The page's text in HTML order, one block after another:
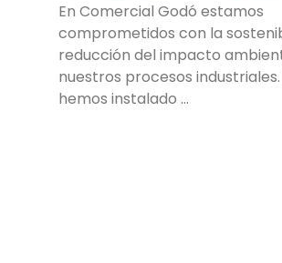
En Comercial Godó estamos
comprometidos con la
reducción del impacto
nuestros procesos
hemos instalado …